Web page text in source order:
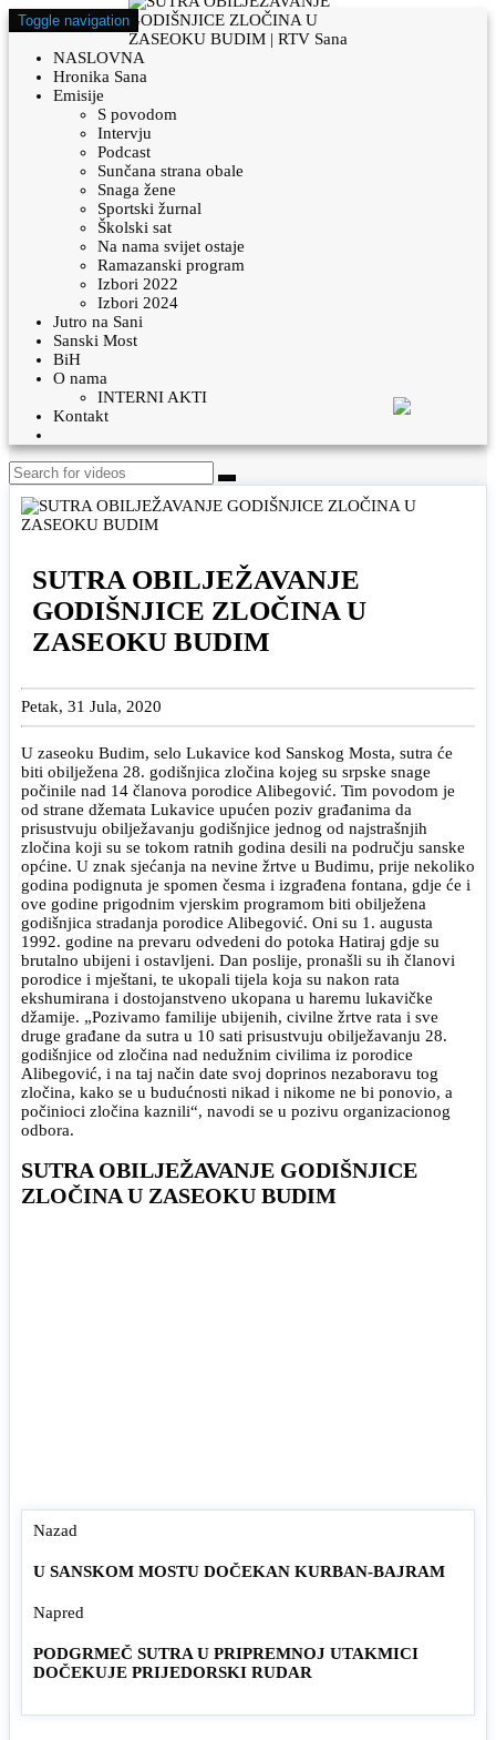
Toggle navigation
NASLOVNA
Hronika Sana
Emisije
S povodom
Intervju
Podcast
Sunčana strana obale
Snaga žene
Sportski žurnal
Školski sat
Na nama svijet ostaje
Ramazanski program
Izbori 2022
Izbori 2024
Jutro na Sani
Sanski Most
BiH
O nama
INTERNI AKTI
Kontakt
SUTRA OBILJEŽAVANJE
GODIŠNJICE ZLOČINA U
ZASEOKU BUDIM
Petak, 31 Jula, 2020
U zaseoku Budim, selo Lukavice kod Sanskog Mosta, sutra će
biti obilježena 28. godišnjica zločina kojeg su srpske snage
počinile nad 14 članova porodice Alibegović. Tim povodom je
od strane džemata Lukavice upućen poziv građanima da
prisustvuju obilježavanju godišnjice jednog od najstrašnjih
zločina koji su se tokom ratnih godina desili na području sanske
općine. U znak sjećanja na nevine žrtve u Budimu, prije nekoliko
godina podignuta je spomen česma i izgrađena fontana, gdje će i
ove godine prigodnim vjerskim programom biti obilježena
godišnjica stradanja porodice Alibegović. Oni su 1. augusta
1992. godine na prevaru odvedeni do potoka Hatiraj gdje su
brutalno ubijeni i ostavljeni. Dan poslije, pronašli su ih članovi
porodice i mještani, te ukopali tijela koja su nakon rata
ekshumirana i dostojanstveno ukopana u haremu lukavičke
džamije. „Pozivamo familije ubijenih, civilne žrtve rata i sve
druge građane da sutra u 10 sati prisustvuju obilježavanju 28.
godišnjice od zločina nad nedužnim civilima iz porodice
Alibegović, i na taj način date svoj doprinos nezaboravu tog
zločina, kako se u budućnosti nikad i nikome ne bi ponovio, a
počinioci zločina kaznili“, navodi se u pozivu organizacionog
odbora.
SUTRA OBILJEŽAVANJE GODIŠNJICE
ZLOČINA U ZASEOKU BUDIM
Nazad
U SANSKOM MOSTU DOČEKAN KURBAN-BAJRAM
Napred
PODGRMEČ SUTRA U PRIPREMNOJ UTAKMICI
DOČEKUJE PRIJEDORSKI RUDAR